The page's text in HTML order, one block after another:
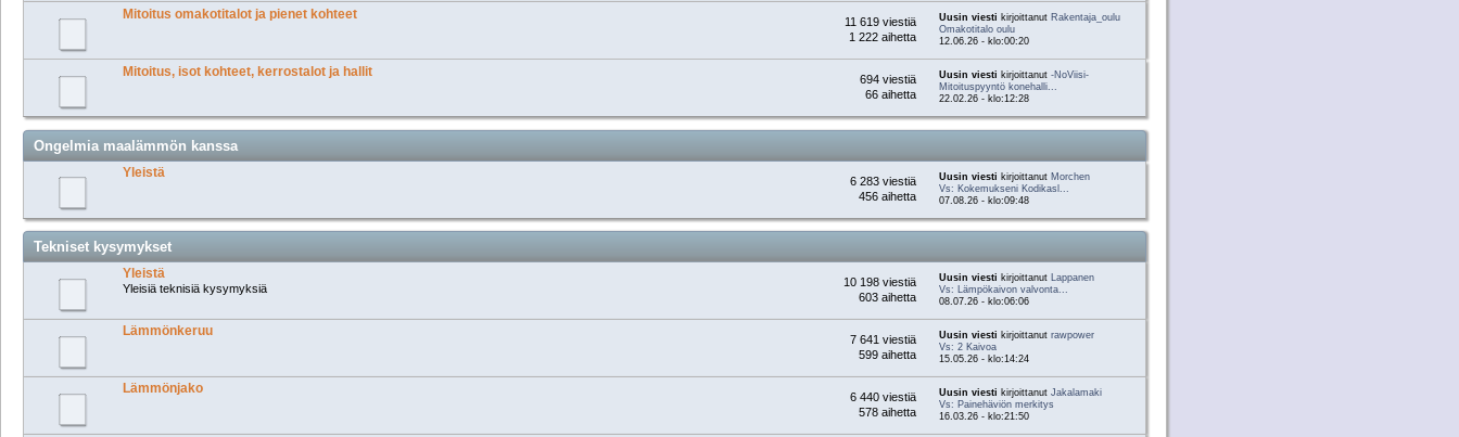
Mitoitus omakotitalot ja pienet kohteet Uusin viesti kirjoittanut Rakentaja_oulu
Omakotitalo oulu
12.06.26 - klo:00:20
11 619 viestiä
1 222 aihetta
Mitoitus, isot kohteet, kerrostalot ja hallit Uusin viesti kirjoittanut -NoViisi-
Mitoituspyyntö konehalli...
22.02.26 - klo:12:28
694 viestiä
66 aihetta
Ongelmia maalämmön kanssa
Yleistä Uusin viesti kirjoittanut Morchen
Vs: Kokemukseni Kodikasl...
07.08.26 - klo:09:48
6 283 viestiä
456 aihetta
Tekniset kysymykset
Yleistä
Yleisiä teknisiä kysymyksiä
Uusin viesti kirjoittanut
Lappanen
Vs: Lämpökaivon valvonta...
08.07.26 - klo:06:06
10 198 viestiä
603 aihetta
Lämmönkeruu Uusin viesti kirjoittanut rawpower
Vs: 2 Kaivoa
15.05.26 - klo:14:24
7 641 viestiä
599 aihetta
Lämmönjako Uusin viesti kirjoittanut Jakalamaki
Vs: Painehäviön merkitys
16.03.26 - klo:21:50
6 440 viestiä
578 aihetta